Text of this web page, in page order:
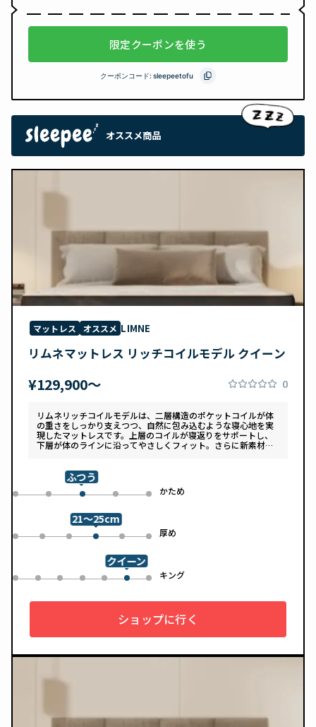
限定クーポンを使う
クーポンコード: sleepeetofu
オススメ商品
マットレス オススメ LIMNE
リムネマットレス リッチコイルモデル クイーン
¥129,900〜 0
リムネリッチコイルモデルは、二層構造のポケットコイルが体
の重さをしっかり支えつつ、自然に包み込むような寝心地を実
現したマットレスです。上層のコイルが寝返りをサポートし、
下層が体のラインに沿ってやさしくフィット。さらに新素材
ンで、カバーは自宅で洗濯可能。清潔さと快適さの両方を追求
した一枚です。
0 1 2
ふつう
3 かため
4
0 1 2 3
21～25cm
4 厚め
5
0 1 2 3 4 5
クイーン
キング
6
ショップに行く